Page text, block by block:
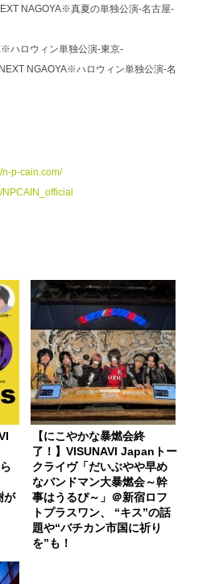
NAGOYA※真夏の単独公演-名古屋-
ハロウィン単独公演-東京-
NGAOYA※ハロウィン単独公演-名
n-p-cain.com/
NPCAIN_official
が
【にこやかな暴燃会終
了！】VISUNAVI Japanトー
クライヴ「だいぶやや早め
なバンドマン大暴燃会～幹
事はうるぴ～」＠新宿ロフ
トプラスワン、 “キス”の話
題や“バチカン市国に祈り
を”も！